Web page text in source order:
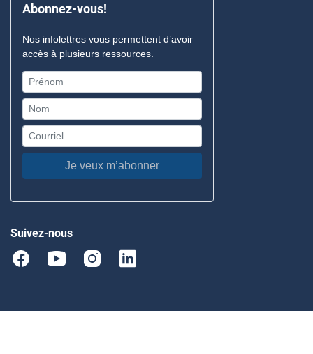
Abonnez-vous!
Nos infolettres vous permettent d’avoir
accès à plusieurs ressources.
Je veux m’abonner
Suivez-nous